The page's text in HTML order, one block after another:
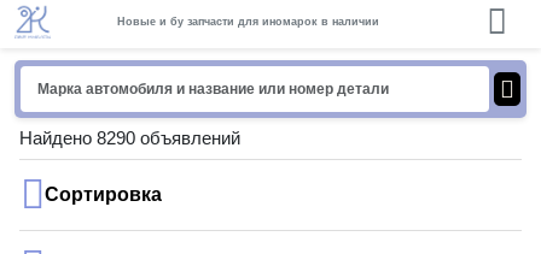
Новые и бу запчасти для иномарок в наличии
Найдено 8290 объявлений
Сортировка